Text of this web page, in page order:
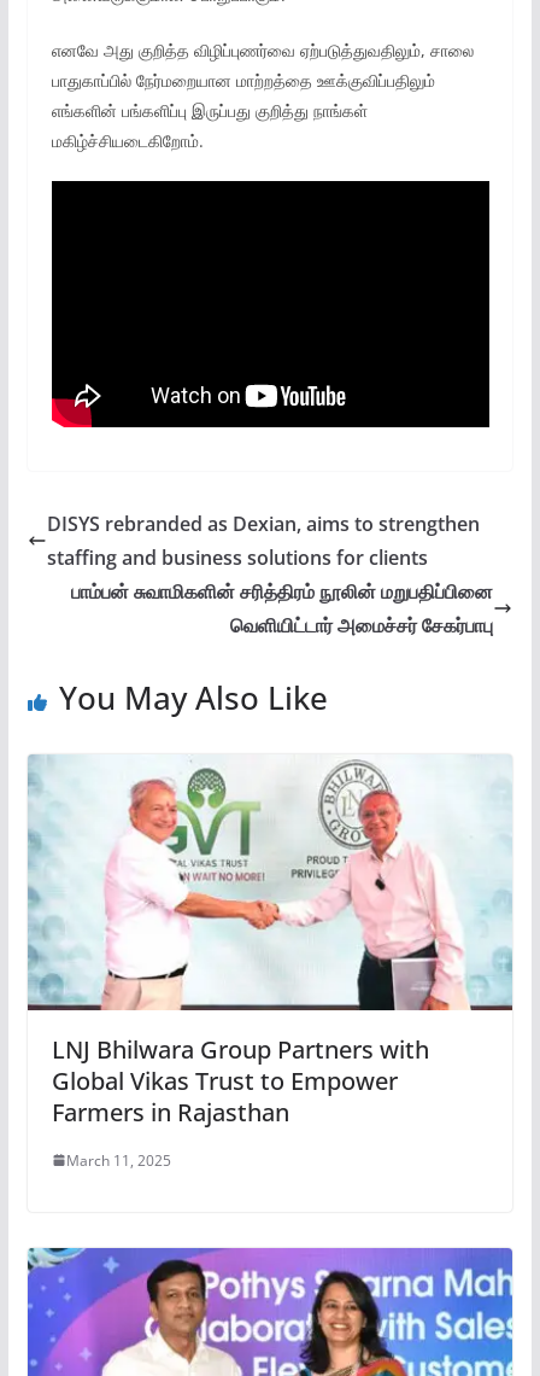
எனவே அது குறித்த விழிப்புணர்வை ஏற்படுத்துவதிலும், சாலை
பாதுகாப்பில் நேர்மறையான மாற்றத்தை ஊக்குவிப்பதிலும்
எங்களின் பங்களிப்பு இருப்பது குறித்து நாங்கள்
மகிழ்ச்சியடைகிறோம்.
DISYS rebranded as Dexian, aims to strengthen
staffing and business solutions for clients
பாம்பன் சுவாமிகளின் சரித்திரம் நூலின் மறுபதிப்பினை
வெளியிட்டார் அமைச்சர் சேகர்பாபு
You May Also Like
LNJ Bhilwara Group Partners with
Global Vikas Trust to Empower
Farmers in Rajasthan
March 11, 2025